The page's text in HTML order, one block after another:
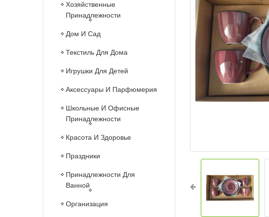
Хозяйственные
Принадлежности
Дом И Сад
Текстиль Для Дома
Игрушки Для Детей
Аксессуары И Парфюмерия
Школьные И Офисные
Принадлежности
Красота И Здоровье
Праздники
Принадлежности Для
Ванной
Организация